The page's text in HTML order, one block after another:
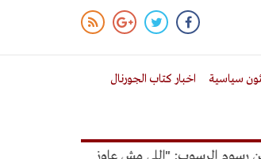
سياسية اخبار كتاب الجورنال